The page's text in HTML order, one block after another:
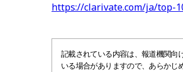
https://clarivate.com/ja/top-
記載されている内容は、報道機関向
いる場合がありますので、あらかじ